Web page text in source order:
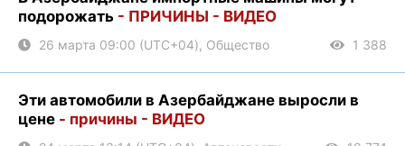
подорожать - ПРИЧИНЫ - ВИДЕО
26 марта 09:00 (UTC+04), Общество 1 388
Эти автомобили в Азербайджане выросли в
цене - причины - ВИДЕО